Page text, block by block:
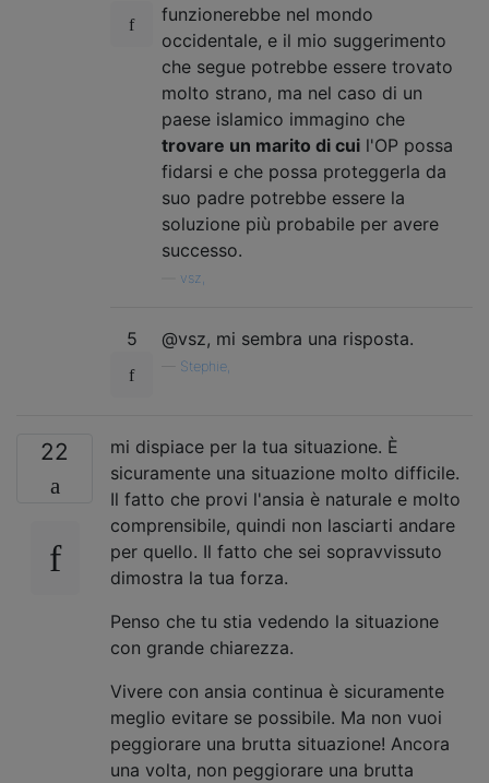
funzionerebbe nel mondo
occidentale, e il mio suggerimento
che segue potrebbe essere trovato
molto strano, ma nel caso di un
paese islamico immagino che
trovare un marito di cui l'OP possa
fidarsi e che possa proteggerla da
suo padre potrebbe essere la
soluzione più probabile per avere
successo.
vsz,
5 @vsz, mi sembra una risposta.
Stephie,
22
mi dispiace per la tua situazione. È
sicuramente una situazione molto difficile.
Il fatto che provi l'ansia è naturale e molto
comprensibile, quindi non lasciarti andare
per quello. Il fatto che sei sopravvissuto
dimostra la tua forza.
Penso che tu stia vedendo la situazione
con grande chiarezza.
Vivere con ansia continua è sicuramente
meglio evitare se possibile. Ma non vuoi
peggiorare una brutta situazione! Ancora
una volta, non peggiorare una brutta